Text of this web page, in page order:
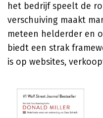
het bedrijf speelt de
verschuiving maakt
meteen helderder en
biedt een strak
is op websites,